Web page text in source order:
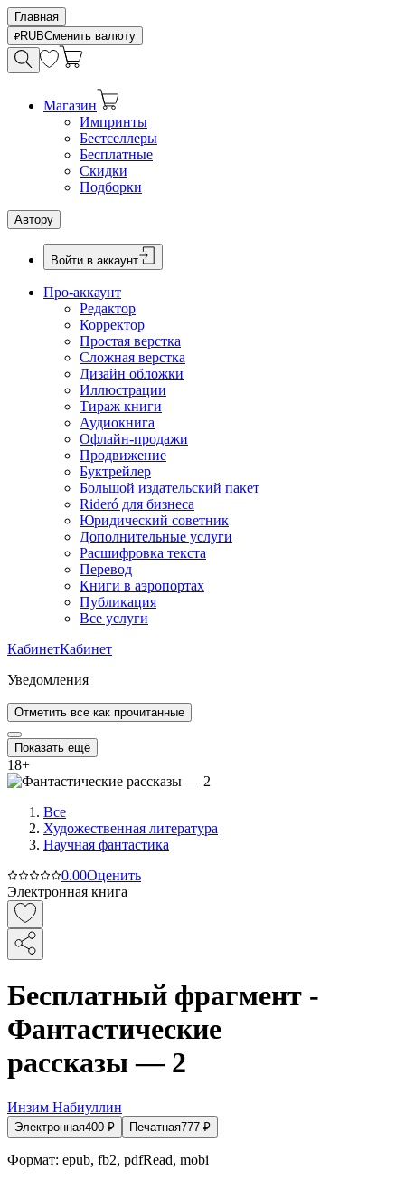
Главная
RUBСменить валюту
Магазин
Импринты
Бестселлеры
Бесплатные
Скидки
Подборки
Автору
Войти в аккаунт
Про-аккаунт
Редактор
Корректор
Простая верстка
Сложная верстка
Дизайн обложки
Иллюстрации
Тираж книги
Аудиокнига
Офлайн-продажи
Продвижение
Буктрейлер
Большой издательский пакет
Rideró для бизнеса
Юридический советник
Дополнительные услуги
Расшифровка текста
Перевод
Книги в аэропортах
Публикация
Все услуги
КабинетКабинет
Уведомления
Отметить все как прочитанные
Показать ещё
18+
Все
Художественная литература
Научная фантастика
0.00Оценить
Электронная книга
Бесплатный фрагмент -
Фантастические
рассказы — 2
Инзим Набиуллин
Электронная400 ₽ Печатная777 ₽
Формат: epub, fb2, pdfRead, mobi